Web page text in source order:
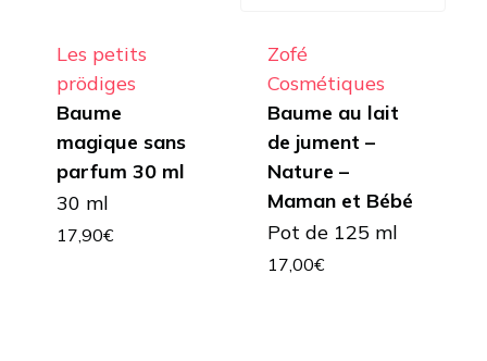
Les petits
prödiges
Baume
magique sans
parfum 30 ml
30 ml
17,90€
Zofé
Cosmétiques
Baume au lait
de jument –
Nature –
Maman et Bébé
Pot de 125 ml
17,00€